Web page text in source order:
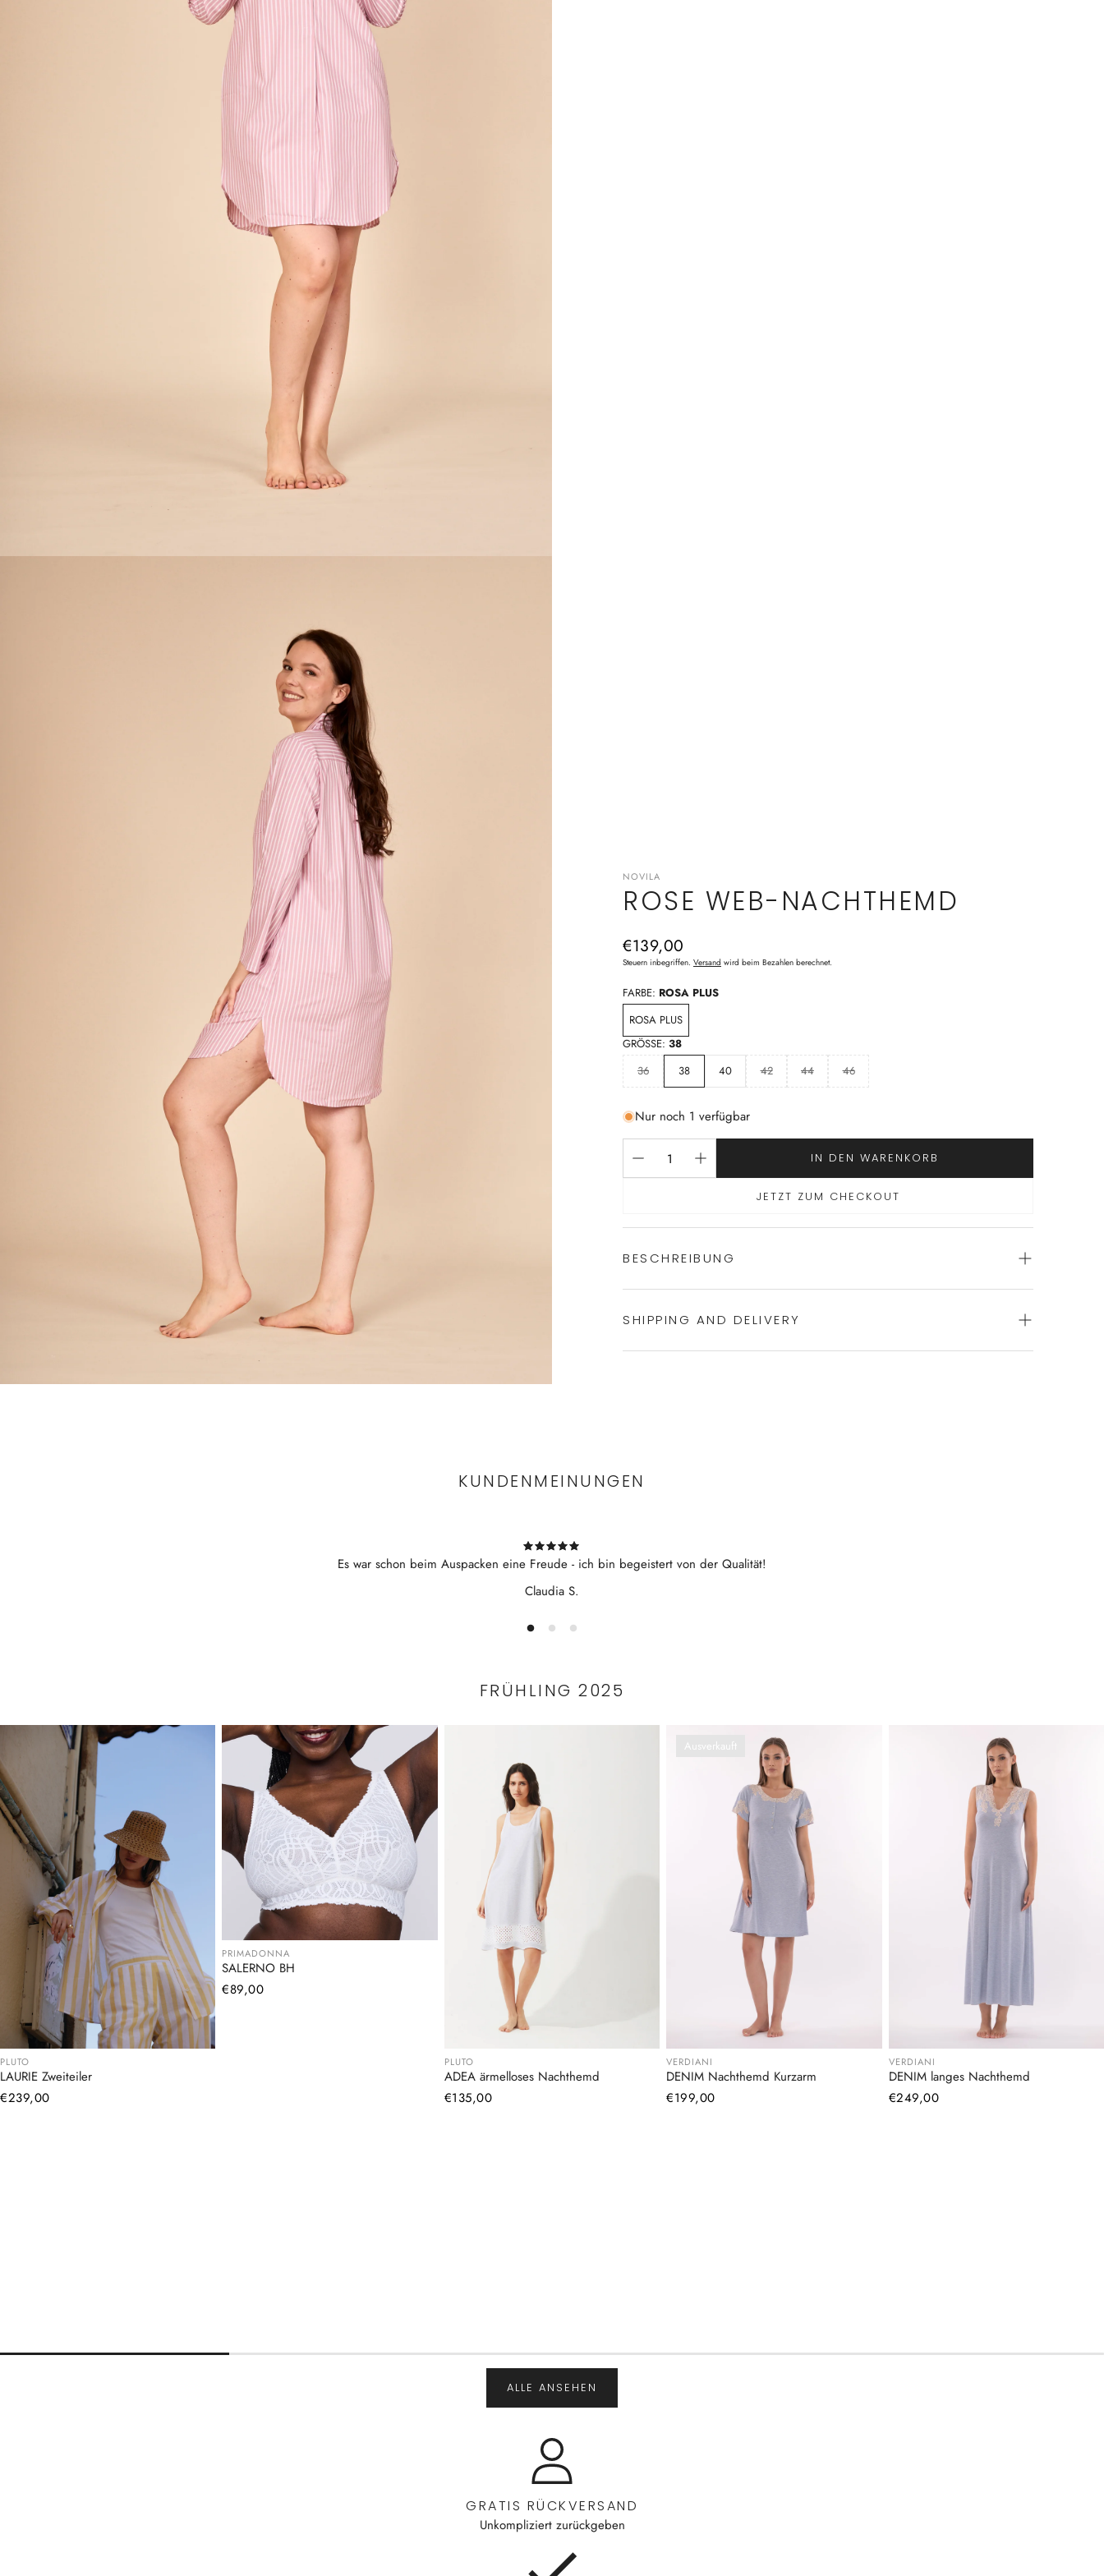
NOVILA
ROSE WEB-NACHTHEMD
Normaler
Preis
€139,00
Steuern inbegriffen. Versand wird beim Bezahlen berechnet.
FARBE: ROSA PLUS
ROSA PLUS
GRÖSSE: 38
36
38 40 42 44 46
Nur noch 1 verfügbar
IN DEN WARENKORB
JETZT ZUM CHECKOUT
BESCHREIBUNG
SHIPPING AND DELIVERY
KUNDENMEINUNGEN
Es war schon beim Auspacken eine Freude - ich bin begeistert von der Qualität!
Claudia S.
FRÜHLING 2025
PLUTO
LAURIE Zweiteiler
Normaler
€239,00
PRIMADONNA
SALERNO BH
Normaler
€89,00
PLUTO
ADEA ärmelloses Nachthemd
Normaler
€135,00
Ausverkauft
VERDIANI
DENIM Nachthemd Kurzarm
Normaler
€199,00
VERDIANI
DENIM langes Nachthemd
Normaler
€249,00
ALLE ANSEHEN
GRATIS RÜCKVERSAND
Unkompliziert zurückgeben